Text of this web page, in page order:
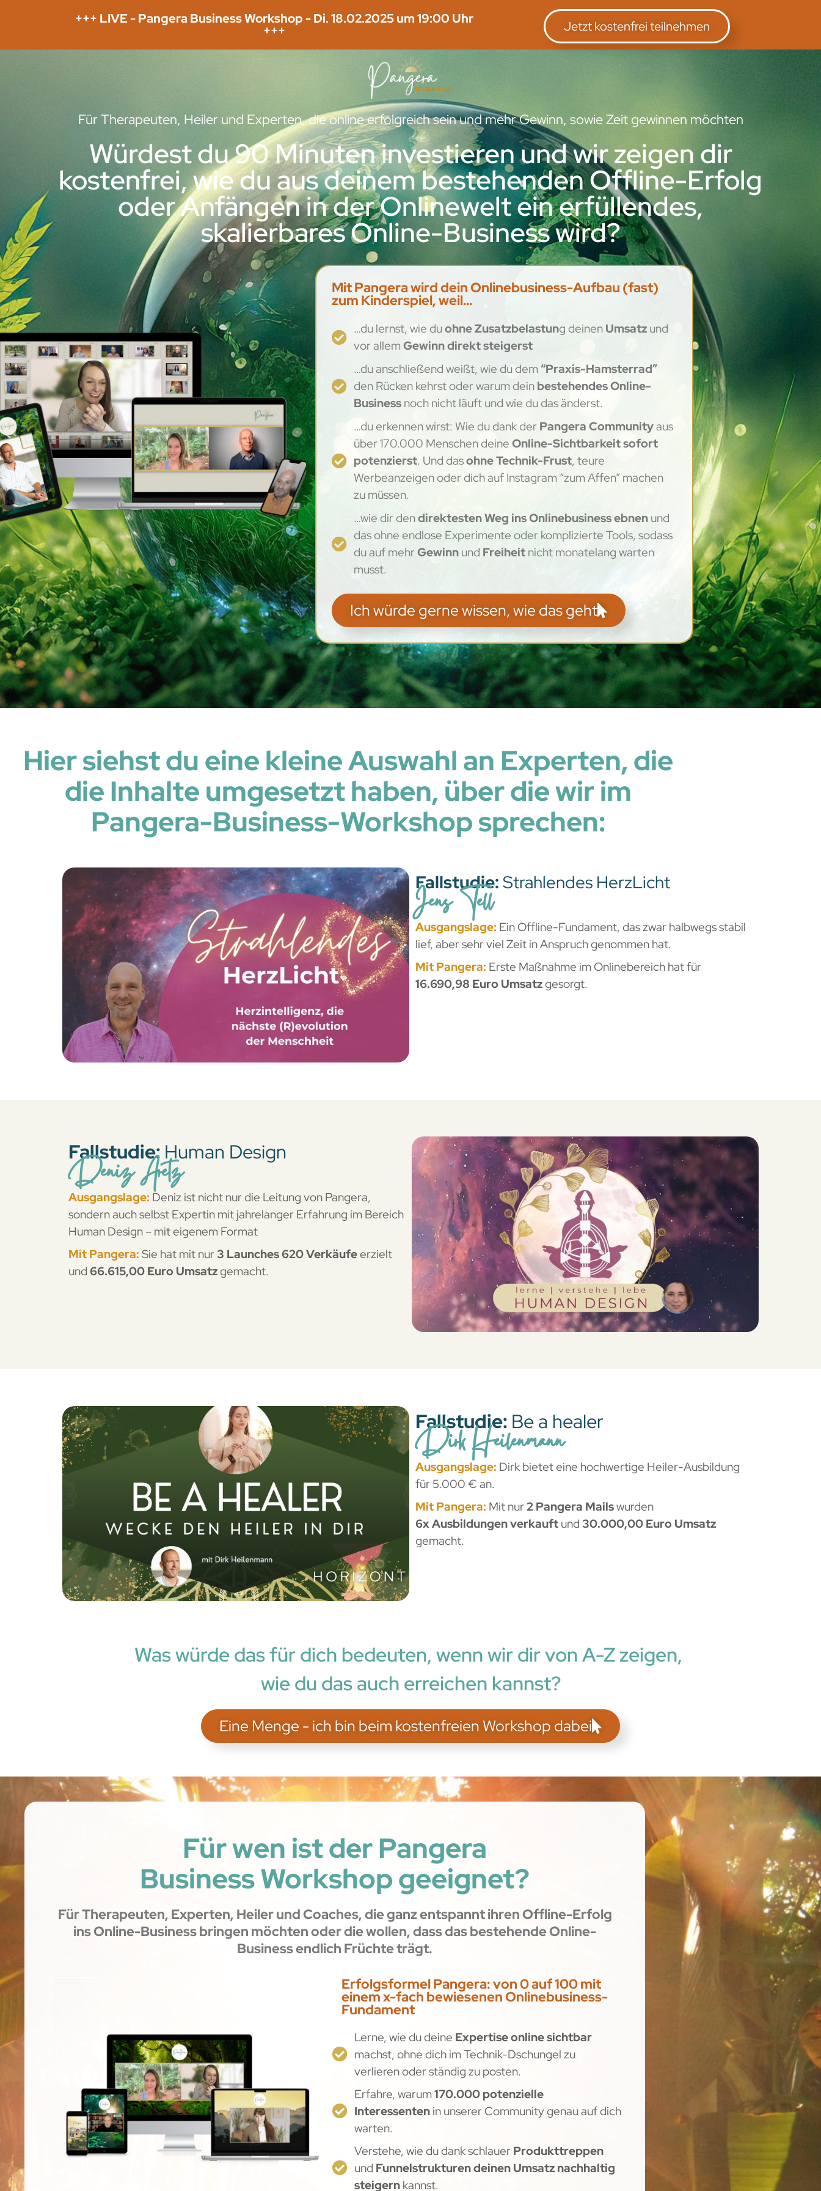
+++ LIVE - Pangera Business Workshop - Di. 18.02.2025 um 19:00 Uhr
+++ Jetzt kostenfrei teilnehmen
Für Therapeuten, Heiler und Experten, die online erfolgreich sein und mehr Gewinn, sowie Zeit gewinnen möchten
Würdest du 90 Minuten investieren und wir zeigen dir
kostenfrei, wie du aus deinem bestehenden Offline-Erfolg
oder Anfängen in der Onlinewelt ein erfüllendes,
skalierbares Online-Business wird?
Mit Pangera wird dein Onlinebusiness-Aufbau (fast)
zum Kinderspiel, weil…
…du lernst, wie duohne Zusatzbelastung deinenUmsatzund
vor allemGewinn direkt steigerst
…du anschließend weißt, wie du dem“Praxis-Hamsterrad”
den Rücken kehrst oder warum deinbestehendes Online-
Businessnoch nicht läuft und wie du das änderst.
…du erkennen wirst: Wie du dank der Pangera Communityaus
über 170.000 Menschen deineOnline-Sichtbarkeit sofort
potenzierst. Und dasohneTechnik-Frust, teure
Werbeanzeigen oder dich auf Instagram “zum Affen” machen
zu müssen.
…wie dir dendirektesten Weg ins Onlinebusinessebnenund
das ohne endlose Experimente oder komplizierte Tools, sodass
du auf mehrGewinnund Freiheitnicht monatelang warten
musst.
Ich würde gerne wissen, wie das geht
Hier siehst du eine kleine Auswahl an Experten, die
die Inhalte umgesetzt haben, über die wir im
Pangera-Business-Workshop sprechen:
Fallstudie:Strahlendes HerzLicht
Jens Tell
Ausgangslage: Ein Offline-Fundament, das zwar halbwegs stabil
lief, aber sehr viel Zeit in Anspruch genommen hat.
Mit Pangera: Erste Maßnahme im Onlinebereich hat für
16.690,98 Euro Umsatzgesorgt.
Fallstudie: Human Design
Deniz Aretz
Ausgangslage: Deniz ist nicht nur die Leitung von Pangera,
sondern auch selbst Expertin mit jahrelanger Erfahrung im Bereich
Human Design – mit eigenem Format
Mit Pangera:Sie hat mit nur 3 Launches 620 Verkäufeerzielt
und 66.615,00 Euro Umsatzgemacht.
Fallstudie: Be a healer
Dirk Heilenmann
Ausgangslage: Dirk bietet eine hochwertige Heiler-Ausbildung
für 5.000 € an.
Mit Pangera: Mit nur2 Pangera Mailswurden
6x Ausbildungen verkauftund 30.000,00 Euro Umsatz
gemacht.
Was würde das für dich bedeuten, wenn wir dir von A-Z zeigen,
wie du das auch erreichen kannst?
Eine Menge - ich bin beim kostenfreien Workshop dabei
Für wen ist der Pangera
Business Workshop geeignet?
Für Therapeuten, Experten, Heiler und Coaches, die ganz entspannt ihren Offline-Erfolg
ins Online-Business bringen möchten oder die wollen, dass das bestehende Online-
Business endlich Früchte trägt.
Erfolgsformel Pangera: von 0 auf 100 mit
einem x-fach bewiesenen Onlinebusiness-
Fundament
Lerne, wie du deine Expertise online sichtbar
machst, ohne dich im Technik-Dschungel zu
verlieren oder ständig zu posten.
Erfahre, warum170.000 potenzielle
Interessentenin unserer Community genau auf dich
warten.
Verstehe, wie du dank schlauer Produkttreppen
und Funnelstrukturen deinen Umsatz nachhaltig
steigernkannst.